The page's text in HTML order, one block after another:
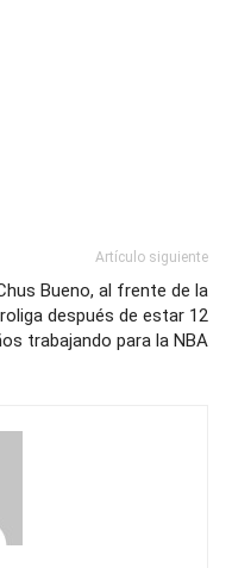
Artículo siguiente
Bueno, al frente de la
después de estar 12
trabajando para la NBA